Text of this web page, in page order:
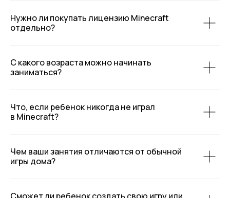
Нужно ли покупать лицензию Minecraft
отдельно?
С какого возраста можно начинать
заниматься?
Что, если ребенок никогда не играл
в Minecraft?
Чем ваши занятия отличаются от обычной
игры дома?